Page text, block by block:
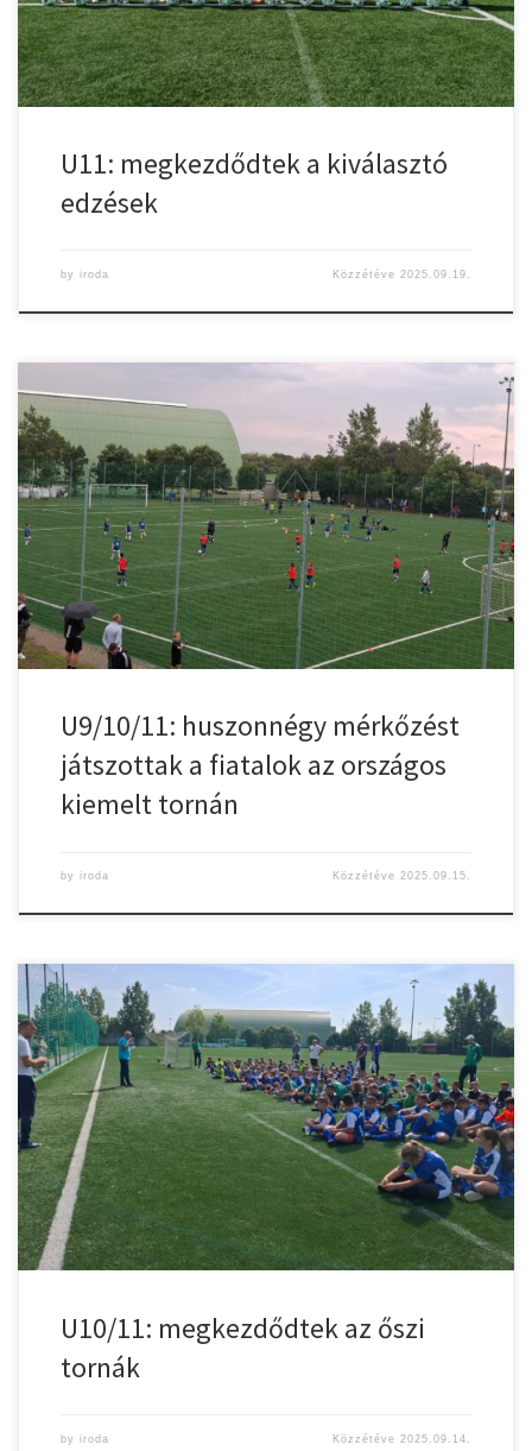
labdarúgóinak, ezeken egy szalmai stáb dolgozik a gyerekekkel.
[…]
U11: megkezdődtek a kiválasztó
edzések
by iroda Közzétéve2025.09.19.
A szombati szezonnyitó program után, a vasárnap sem telt tétlenül
a városi sporttelepen. Délután az országos U9/10/11-es korosztály
részvételével rendezte meg a Gyulasport Kiemelt
Körzetközpontja az országos kiemelt tornát. A megmérettetésen
két labdarúgó akadémia, a Szeged-Csanád Grosics és a
Kecskeméti TE Labdarúgó Akadémia, valamint három kiemelt
körzetközpont, a Szolnoki MÁV […]
U9/10/11: huszonnégy mérkőzést
játszottak a fiatalok az országos
kiemelt tornán
by iroda Közzétéve2025.09.15.
A nyári szünet után, szeptember 13-án ismét benépesült a városi
sporttelep. A szombati tornára tíz település D-szintű klubja –
Békés, Elek, Kétegyháza, Medgyesegyháza, Sarkad,
Szabadkígyós, Szeghalom, Vésztő, Zsadány és a házigazda Gyula
– tizenkét csapat,117 játékosával nevezett a kétórás programra.
Az idény újdonságai közé tartozik, hogy az MLSZ jóvoltából
minden […]
U10/11: megkezdődtek az őszi
tornák
by iroda Közzétéve 2025.09.14.